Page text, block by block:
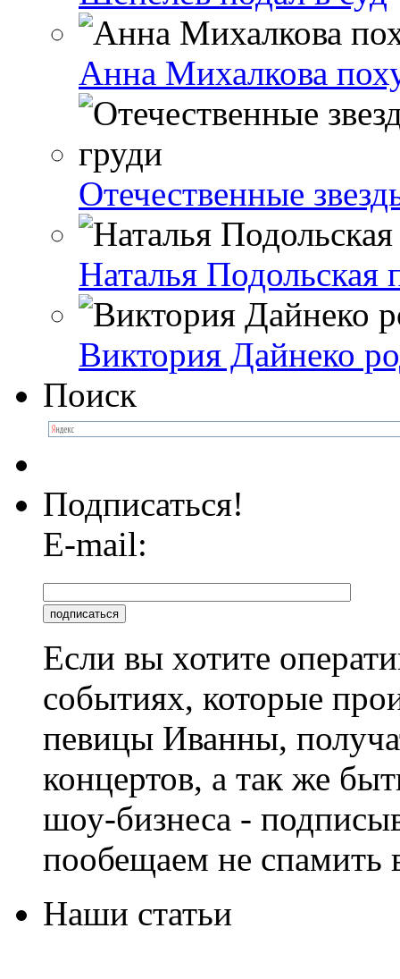
Анна Михалкова
Отечественные
Наталья Подольская
Виктория Дайнеко
Поиск
Подписаться!
E-mail:
Если вы хотите
событиях, которые
певицы Иванны,
концертов, а так же
шоу-бизнеса -
пообещаем не спамить
Наши статьи